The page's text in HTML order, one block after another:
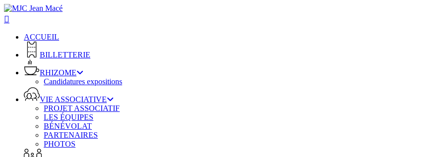
Skip
to
main
contentACCUEIL
BILLETTERIE
RHIZOME
Candidatures expositions
VIE ASSOCIATIVE
PROJET ASSOCIATIF
LES ÉQUIPES
BÉNÉVOLAT
PARTENAIRES
PHOTOS